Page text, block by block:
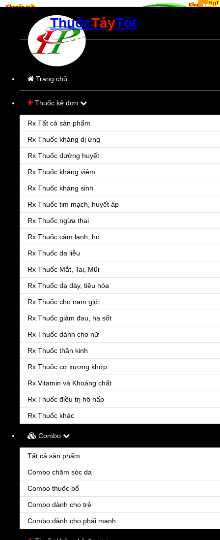
Thời gian làm việc:
ThuốcTâyTốt
Trang chủ
Thuốc kê đơn
Rx Tất cả sản phẩm
Rx Thuốc kháng dị ứng
Rx Thuốc đường huyết
Rx Thuốc kháng viêm
Rx Thuốc kháng sinh
Rx Thuốc tim mạch, huyết áp
Rx Thuốc ngừa thai
Rx Thuốc cảm lạnh, ho
Rx Thuốc da liễu
Rx Thuốc Mắt, Tai, Mũi
Rx Thuốc dạ dày, tiêu hóa
Rx Thuốc cho nam giới
Rx Thuốc giảm đau, hạ sốt
Rx Thuốc dành cho nữ
Rx Thuốc thần kinh
Rx Thuốc cơ xương khớp
Rx Vitamin và Khoáng chất
Rx Thuốc điều trị hô hấp
Rx Thuốc khác
Combo
Tất cả sản phẩm
Combo chăm sóc da
Combo thuốc bổ
Combo dành cho trẻ
Combo dành cho phái mạnh